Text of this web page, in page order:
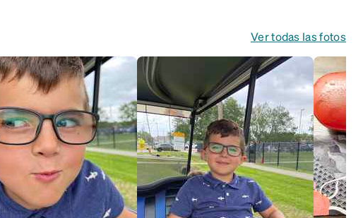
Ver todas las fotos